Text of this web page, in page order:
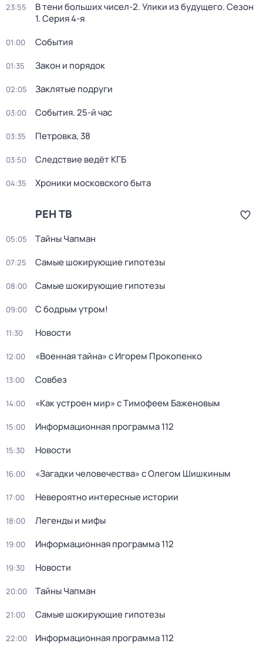
23:55 В тени больших чисел-2. Улики из будущего. Сезон
1. Серия 4-я
01:00 События
01:35 Закон и порядок
02:05 Заклятые подруги
03:00 События. 25-й час
03:35 Петровка, 38
03:50 Следствие ведёт КГБ
04:35 Хроники московского быта
РЕН ТВ
05:05 Тaйны Чапман
07:25 Самые шoкиpующие гипотезы
08:00 Самые шoкиpующие гипотезы
09:00 С бодрым утром!
11:30 Новости
12:00 «Военная тайна» с Игорем Прокопенко
13:00 Совбез
14:00 «Как устроен мир» с Тимофеем Баженовым
15:00 Информационная программа 112
15:30 Новости
16:00 «Загадки человечества» с Олегом Шишкиным
17:00 Невероятно интересные истории
18:00 Легенды и мифы
19:00 Информационная программа 112
19:30 Новости
20:00 Тaйны Чапман
21:00 Самые шoкиpующие гипотезы
22:00 Информационная программа 112